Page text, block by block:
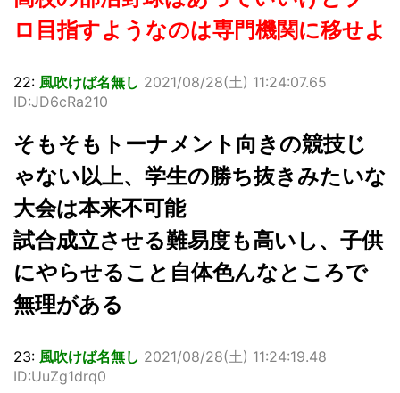
ロ目指すようなのは専門機関に移せよ
22: 風吹けば名無し 2021/08/28(土) 11:24:07.65
ID:JD6cRa210
そもそもトーナメント向きの競技じ
ゃない以上、学生の勝ち抜きみたいな
大会は本来不可能
試合成立させる難易度も高いし、子供
にやらせること自体色んなところで
無理がある
23: 風吹けば名無し 2021/08/28(土) 11:24:19.48
ID:UuZg1drq0